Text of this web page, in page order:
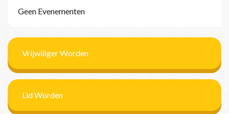
Geen Evenementen
Vrijwiliger Worden
Lid Worden